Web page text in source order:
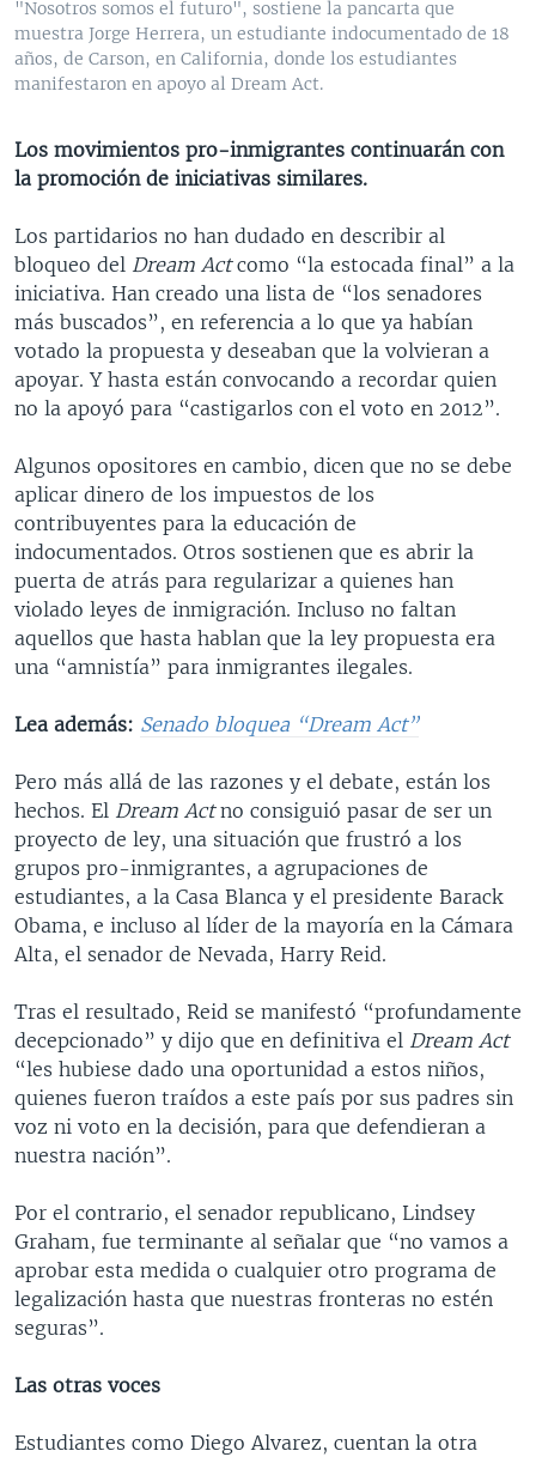
VENEZUELA
BRASIL
NICARAGUA
ECONOMÍA
ENTRETENIMIENTO Y CULTURA
DEPORTES
CIENCIA Y SALUD
MULTIMEDIA
VIDEOS
AUDIOS
PROGRAMAS TV
FORO INTERAMERICANO
VISIÓN 360
LAS CLAVES
PANORAMA
AVANCE INFORMATIVO
AUDIONOTICIAS
BUENOS DÍAS AMÉRICA
ESTADOS UNIDOS AL DÍA
EL MUNDO AL DÍA [RADIO]
FORO [RADIO]
DEPORTIVO INTERNACIONAL
ENTRETENIMIENTO
DIRECT
DOCUMENTALES DE LA VOA
Learning English
SÍGANOS
"Nosotros somos el futuro", sostiene la pancarta que
muestra Jorge Herrera, un estudiante indocumentado de 18
años, de Carson, en California, donde los estudiantes
manifestaron en apoyo al Dream Act.
Los movimientos pro-inmigrantes continuarán con
la promoción de iniciativas similares.
Los partidarios no han dudado en describir al
bloqueo del Dream Actcomo “la estocada final” a la
iniciativa. Han creado una lista de “los senadores
más buscados”, en referencia a lo que ya habían
votado la propuesta y deseaban que la volvieran a
apoyar. Y hasta están convocando a recordar quien
no la apoyó para “castigarlos con el voto en 2012”.
Algunos opositores en cambio, dicen que no se debe
aplicar dinero de los impuestos de los
contribuyentes para la educación de
indocumentados. Otros sostienen que es abrir la
puerta de atrás para regularizar a quienes han
violado leyes de inmigración. Incluso no faltan
aquellos que hasta hablan que la ley propuesta era
una “amnistía” para inmigrantes ilegales.
Lea además: Senado bloquea “Dream Act”
Pero más allá de las razones y el debate, están los
hechos. El Dream Actno consiguió pasar de ser un
proyecto de ley, una situación que frustró a los
grupos pro-inmigrantes, a agrupaciones de
estudiantes, a la Casa Blanca y el presidente Barack
Obama, e incluso al líder de la mayoría en la Cámara
Alta, el senador de Nevada, Harry Reid.
Tras el resultado, Reid se manifestó “profundamente
decepcionado” y dijo que en definitiva el Dream Act
“les hubiese dado una oportunidad a estos niños,
quienes fueron traídos a este país por sus padres sin
voz ni voto en la decisión, para que defendieran a
nuestra nación”.
Por el contrario, el senador republicano, Lindsey
Graham, fue terminante al señalar que “no vamos a
aprobar esta medida o cualquier otro programa de
legalización hasta que nuestras fronteras no estén
seguras”.
Las otras voces
Estudiantes como Diego Alvarez, cuentan la otra